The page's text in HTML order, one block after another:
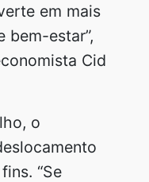
em mais
bem-estar”,
Cid
o
“Se